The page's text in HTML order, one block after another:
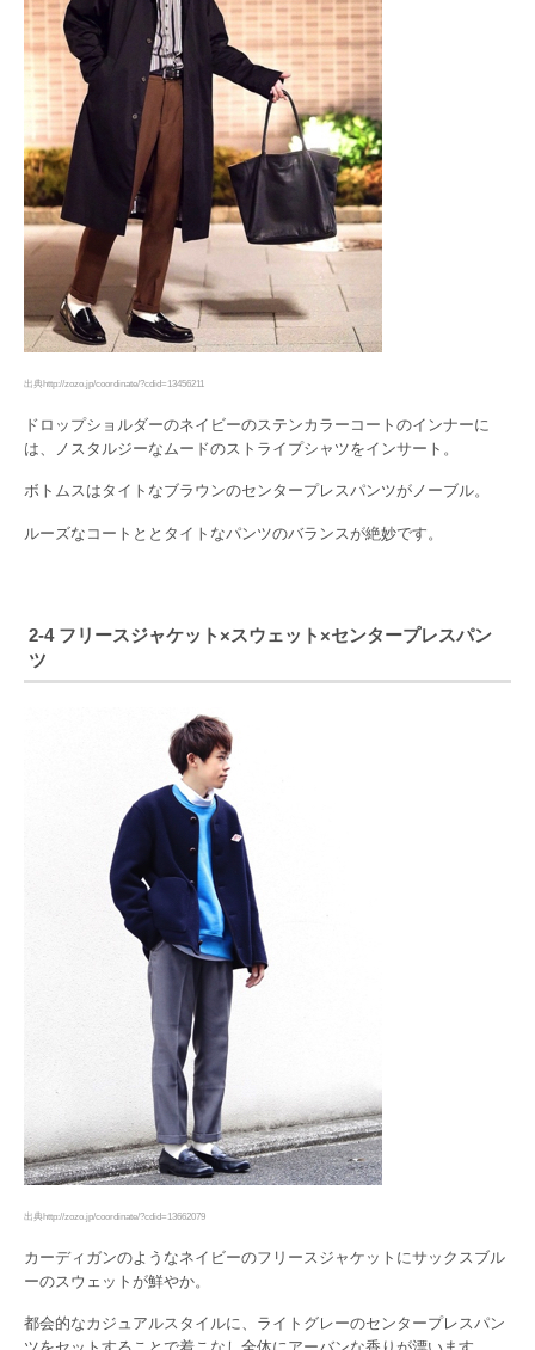
出典http://zozo.jp/coordinate/?cdid=13456211
ドロップショルダーのネイビーのステンカラーコートのインナーに
は、ノスタルジーなムードのストライプシャツをインサート。
ボトムスはタイトなブラウンのセンタープレスパンツがノーブル。
ルーズなコートととタイトなパンツのバランスが絶妙です。
2-4 フリースジャケット×スウェット×センタープレスパン
ツ
出典http://zozo.jp/coordinate/?cdid=13662079
カーディガンのようなネイビーのフリースジャケットにサックスブル
ーのスウェットが鮮やか。
都会的なカジュアルスタイルに、ライトグレーのセンタープレスパン